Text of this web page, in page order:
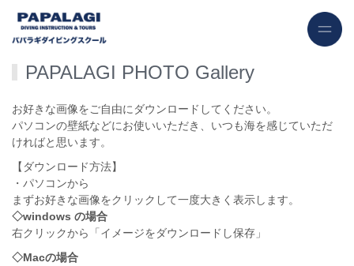
PAPALAGI PHOTO Gallery
お好きな画像をご自由にダウンロードしてください。
パソコンの壁紙などにお使いいただき、いつも海を感じていただ
ければと思います。
【ダウンロード方法】
・パソコンから
まずお好きな画像をクリックして一度大きく表示します。
◇windows の場合
右クリックから「イメージをダウンロードし保存」
◇Macの場合